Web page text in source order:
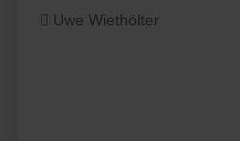
Uwe Wiethölter